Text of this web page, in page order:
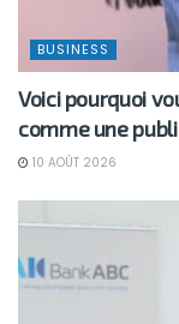
BUSINESS
Voici pourquoi
comme une
10 AOÛT 2026